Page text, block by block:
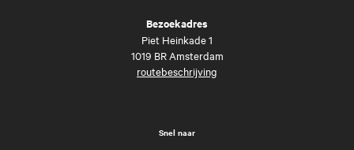
Bezoekadres
Piet Heinkade 1
1019 BR Amsterdam
routebeschrijving
Snel naar